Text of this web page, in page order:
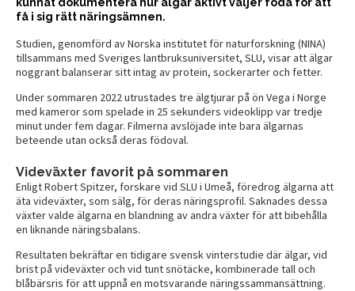
få i sig rätt näringsämnen.
Studien, genomförd av Norska institutet för naturforskning (NINA)
tillsammans med Sveriges lantbruksuniversitet, SLU, visar att älgar
noggrant balanserar sitt intag av protein, sockerarter och fetter.
Under sommaren 2022 utrustades tre älgtjurar på ön Vega i Norge
med kameror som spelade in 25 sekunders videoklipp var tredje
minut under fem dagar. Filmerna avslöjade inte bara älgarnas
beteende utan också deras födoval.
Videväxter favorit på sommaren
Enligt Robert Spitzer, forskare vid SLU i Umeå, föredrog älgarna att
äta videväxter, som sälg, för deras näringsprofil. Saknades dessa
växter valde älgarna en blandning av andra växter för att bibehålla
en liknande näringsbalans.
Resultaten bekräftar en tidigare svensk vinterstudie där älgar, vid
brist på videväxter och vid tunt snötäcke, kombinerade tall och
blåbärsris för att uppnå en motsvarande näringssammansättning.